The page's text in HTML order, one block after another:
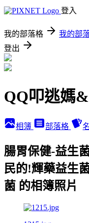
登入
我的部落格 我的部
登出
QQ叩逃媽
相簿 部落格
腸胃保健-益生
民的!輝藥益生
菌 的相簿照片